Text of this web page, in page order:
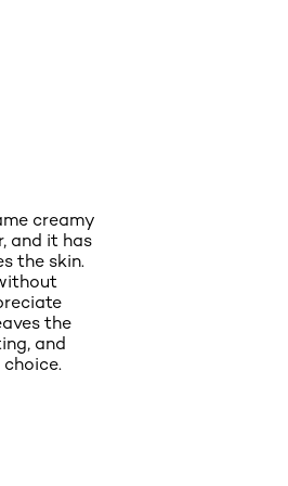
creamy
and it has
the skin.
the
and